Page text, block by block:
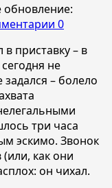
обновление:
0
приставку – в
не
– болело
три часа
эскимо. Звонок
(или, как они
он чихал.